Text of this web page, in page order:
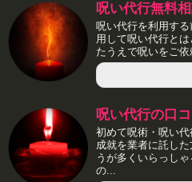
呪い代行無料
呪い代行を利用す
用して呪い代行と
たうえで呪いをご依
呪い代行の口コ
初めて呪術・呪い
成就を業者に託し
うが多くいらっし
の...